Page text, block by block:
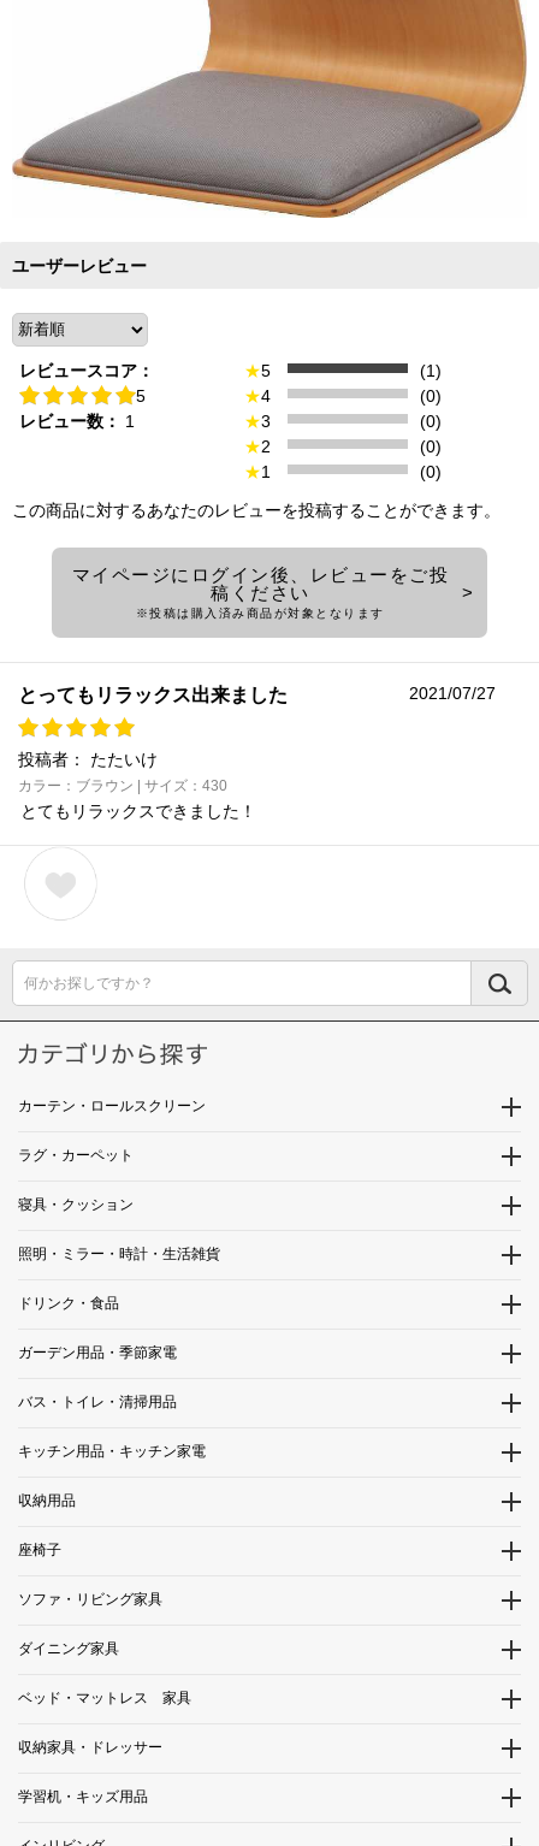
ユーザーレビュー
レビュースコア：
5
レビュー数：
1
★5
(1)
★4
(0)
★3
(0)
★2
(0)
★1
(0)
この商品に対するあなたのレビューを投稿することができます。
マイページにログイン後、レビューをご投
稿ください
※投稿は購入済み商品が対象となります
とってもリラックス出来ました 2021/07/27
投稿者： たたいけ
カラー：ブラウン | サイズ：430
とてもリラックスできました！
何かお探しですか？
カーテン・ロールスクリーン
ラグ・カーペット
寝具・クッション
照明・ミラー・時計・生活雑貨
ドリンク・食品
ガーデン用品・季節家電
バス・トイレ・清掃用品
キッチン用品・キッチン家電
収納用品
座椅子
ソファ・リビング家具
ダイニング家具
ベッド・マットレス 家具
収納家具・ドレッサー
学習机・キッズ用品